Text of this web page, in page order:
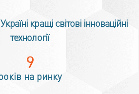
кращі світові інноваційні
технології
12
на ринку